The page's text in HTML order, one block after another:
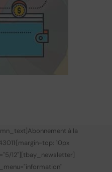
Abonnement à la
top: 10px
12"][tbay_newsletter]